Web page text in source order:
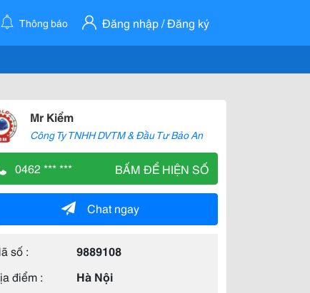
Thông báo Đăng nhập / Đăng ký
Mr Kiểm
Công Ty TNHH DVTM & Đầu Tư Bảo An
0462 *** *** BẤM ĐỂ HIỆN SỐ
Chat ngay
số :
9889108
điểm :
Hà Nội